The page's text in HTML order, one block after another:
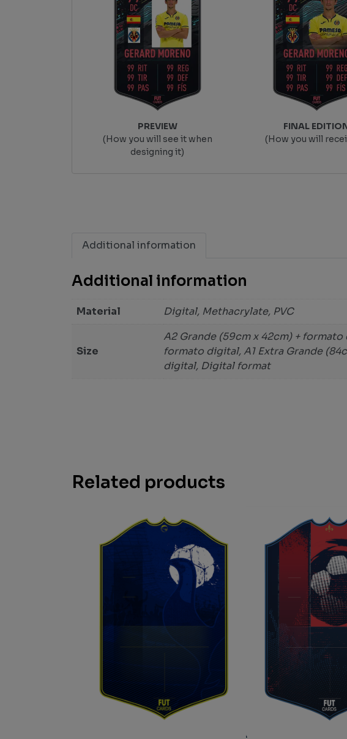
PREVIEW
(How you will see it when
designing it)
FINAL
(How you will
Additional information
Additional information
Material Digital, Methacrylate, PVC
Size
A2 Grande (59cm x 42cm) +
formato digital, A1 Extra Grande
digital, Digital format
Related products